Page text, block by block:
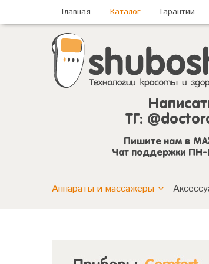
Главная Каталог Гарантии
ТГ:
Пишите нам в
Чат поддержки ПН-
Аппараты и массажеры